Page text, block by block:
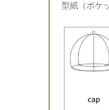
型紙（ポケ